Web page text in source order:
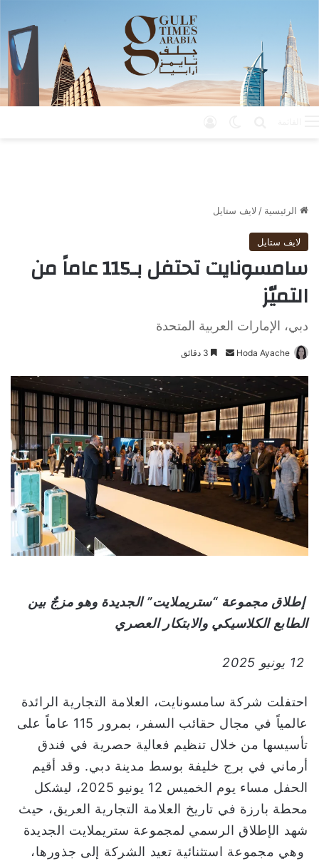
الرئيسية / لايف ستايل
لايف ستايل
سامسونايت تحتفل بـ115 عاماً من
التميّز
دبي، الإمارات العربية المتحدة
Hoda Ayache
س
ل
ب
ي
د
ل
ت
ن
ي
إطلاق مجموعة “ستريملايت” الجديدة وهو مزجٌ بين
الطابع الكلاسيكي والابتكار العصري
احتفلت شركة سامسونايت، العلامة التجارية الرائدة
عالمياً في مجال حقائب السفر، بمرور 115 عاماً على
تأسيسها من خلال تنظيم فعالية حصرية في فندق
أرماني في برج خليفة بوسط مدينة دبي. وقد أقيم
الحفل مساء يوم الخميس 12 يونيو 2025، ليشكل
محطة بارزة في تاريخ العلامة التجارية العريق، حيث
شهد الإطلاق الرسمي لمجموعة ستريملايت الجديدة
وهي مجموعة استثنائية تعيد الشركة إلى جذورها،